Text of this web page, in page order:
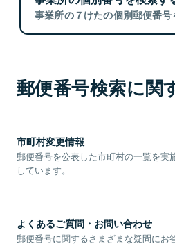
事業所の７けたの個別郵便番号
郵便番号検索に関
市町村変更情報
郵便番号を公表した市町村の一覧を実
しています。
よくあるご質問・お問い合わせ
郵便番号に関するさまざまな疑問にお